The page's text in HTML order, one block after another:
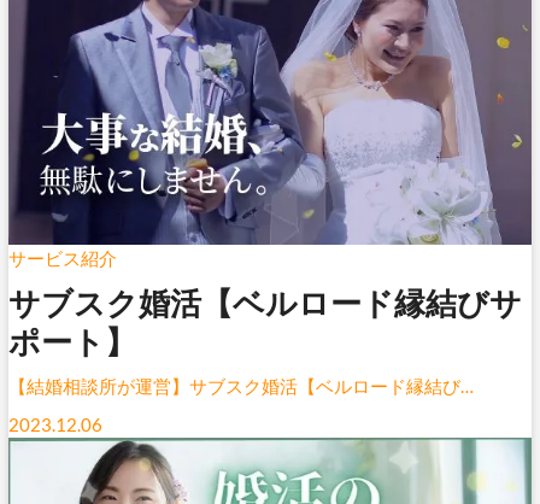
サービス紹介
サブスク婚活【ベルロード縁結びサ
ポート】
【結婚相談所が運営】サブスク婚活【ベルロード縁結び…
2023.12.06